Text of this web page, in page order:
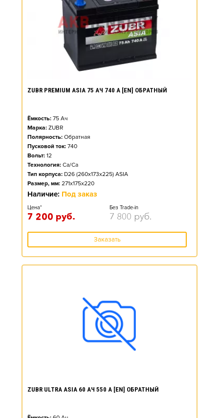
ZUBR PREMIUM ASIA 75 АЧ 740 А [EN] ОБРАТНЫЙ
Ёмкость: 75 Ач
Марка: ZUBR
Полярность: Обратная
Пусковой ток: 740
Вольт: 12
Технология: Ca/Ca
Тип корпуса: D26 (260x173x225) ASIA
Размер, мм: 271x175x220
Наличие: Под заказ
Цена*
7 200 руб.
Без Trade-in
7 800 руб.
Заказать
ZUBR ULTRA ASIA 60 АЧ 550 А [EN] ОБРАТНЫЙ